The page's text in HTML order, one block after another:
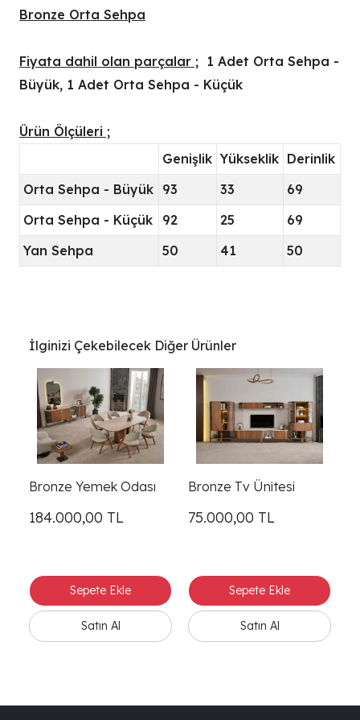
Bronze Orta Sehpa
Fiyata dahil olan parçalar ; 1 Adet Orta Sehpa -
Büyük, 1 Adet Orta Sehpa - Küçük
Ürün Ölçüleri ;
Genişlik Yükseklik Derinlik
Orta Sehpa - Büyük 93 33
69
Orta Sehpa - Küçük
92 25
69
Yan Sehpa
50 41 50
İlginizi Çekebilecek Diğer Ürünler
Bronze Yemek Odası
184.000,00 TL
Bronze Tv Ünitesi
75.000,00 TL